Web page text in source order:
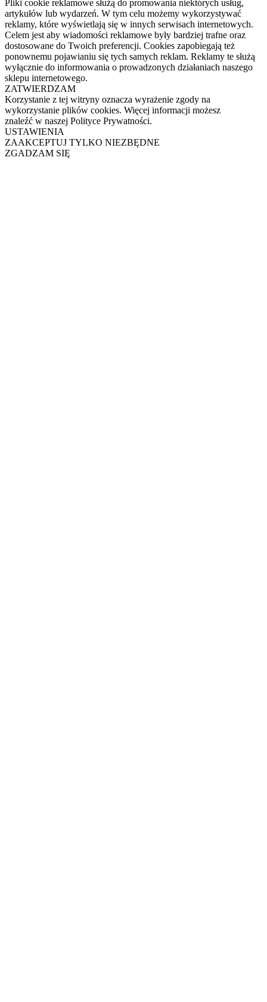
Pliki cookie reklamowe służą do promowania niektórych usług,
artykułów lub wydarzeń. W tym celu możemy wykorzystywać
reklamy, które wyświetlają się w innych serwisach internetowych.
Celem jest aby wiadomości reklamowe były bardziej trafne oraz
dostosowane do Twoich preferencji. Cookies zapobiegają też
ponownemu pojawianiu się tych samych reklam. Reklamy te służą
wyłącznie do informowania o prowadzonych działaniach naszego
sklepu internetowego.
ZATWIERDZAM
Korzystanie z tej witryny oznacza wyrażenie zgody na
wykorzystanie plików cookies. Więcej informacji możesz
znaleźć w naszej Polityce Prywatności.
USTAWIENIA
ZAAKCEPTUJ TYLKO NIEZBĘDNE
ZGADZAM SIĘ